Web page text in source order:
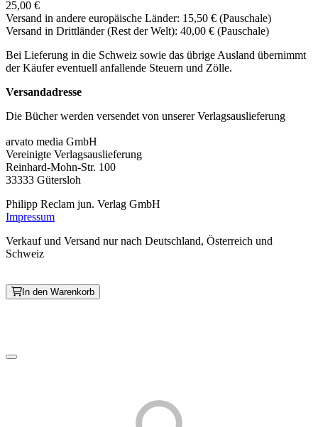
25,00 €
Versand in andere europäische Länder: 15,50 € (Pauschale)
Versand in Drittländer (Rest der Welt): 40,00 € (Pauschale)
Bei Lieferung in die Schweiz sowie das übrige Ausland übernimmt
der Käufer eventuell anfallende Steuern und Zölle.
Versandadresse
Die Bücher werden versendet von unserer Verlagsauslieferung
arvato media GmbH
Vereinigte Verlagsauslieferung
Reinhard-Mohn-Str. 100
33333 Gütersloh
Philipp Reclam jun. Verlag GmbH
Impressum
Verkauf und Versand nur nach Deutschland, Österreich und
Schweiz
In den Warenkorb